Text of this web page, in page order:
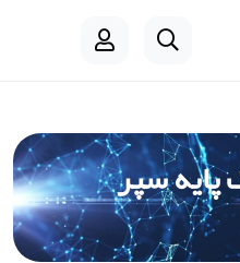
سپر